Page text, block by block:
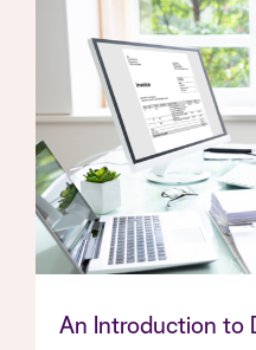
An Introduction to